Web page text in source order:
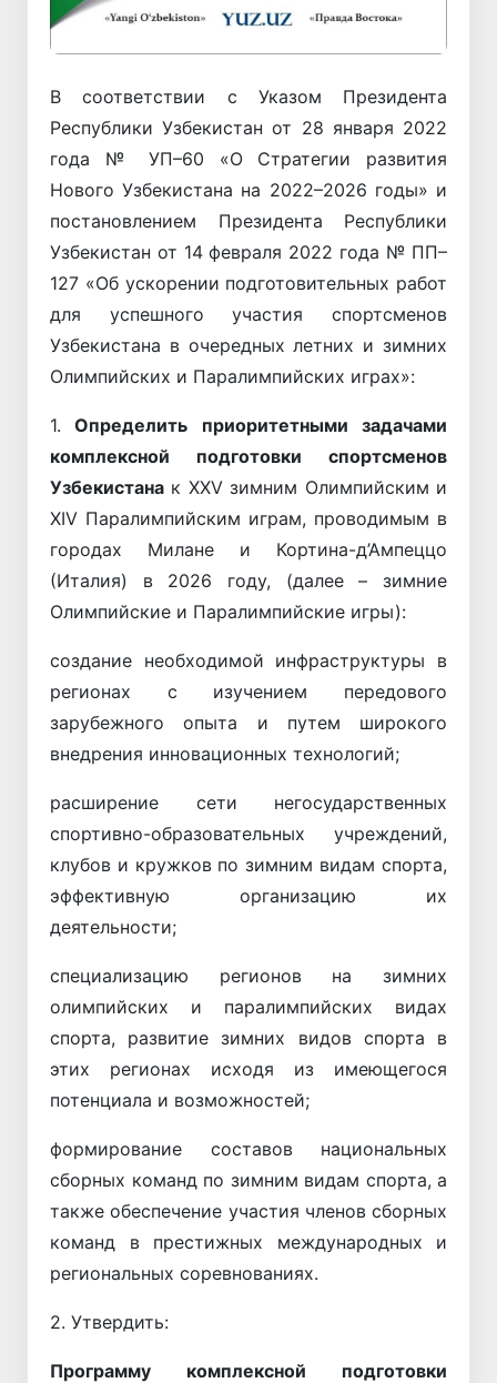
В соответствии с Указом Президента
Республики Узбекистан от 28 января 2022
года № УП–60 «О Стратегии развития
Нового Узбекистана на 2022–2026 годы» и
постановлением Президента Республики
Узбекистан от 14 февраля 2022 года № ПП–
127 «Об ускорении подготовительных работ
для успешного участия спортсменов
Узбекистана в очередных летних и зимних
Олимпийских и Паралимпийских играх»:
1. Определить приоритетными задачами
комплексной подготовки спортсменов
Узбекистана к XXV зимним Олимпийским и
XIV Паралимпийским играм, проводимым в
городах Милане и Кортина-д’Ампеццо
(Италия) в 2026 году, (далее – зимние
Олимпийские и Паралимпийские игры):
создание необходимой инфраструктуры в
регионах с изучением передового
зарубежного опыта и путем широкого
внедрения инновационных технологий;
расширение сети негосударственных
спортивно-образовательных учреждений,
клубов и кружков по зимним видам спорта,
эффективную организацию их
деятельности;
специализацию регионов на зимних
олимпийских и паралимпийских видах
спорта, развитие зимних видов спорта в
этих регионах исходя из имеющегося
потенциала и возможностей;
формирование составов национальных
сборных команд по зимним видам спорта, а
также обеспечение участия членов сборных
команд в престижных международных и
региональных соревнованиях.
2. Утвердить:
Программу комплексной подготовки